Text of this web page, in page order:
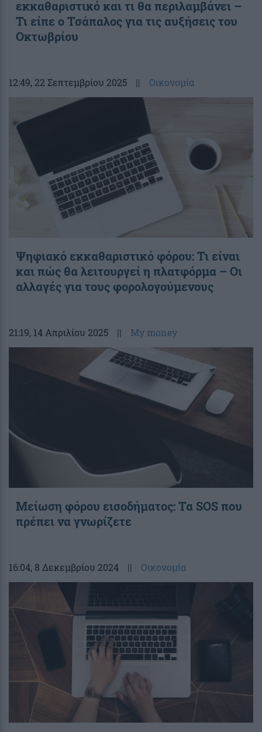
εκκαθαριστικό και τι θα περιλαμβάνει –
Τι είπε ο Τσάπαλος για τις αυξήσεις του
Οκτωβρίου
12:49, 22 Σεπτεμβρίου 2025 || Οικονομία
Ψηφιακό εκκαθαριστικό φόρου: Τι είναι
και πώς θα λειτουργεί η πλατφόρμα – Οι
αλλαγές για τους φορολογούμενους
21:19, 14 Απριλίου 2025 || My money
Μείωση φόρου εισοδήματος: Τα SOS που
πρέπει να γνωρίζετε
16:04, 8 Δεκεμβρίου 2024 || Οικονομία